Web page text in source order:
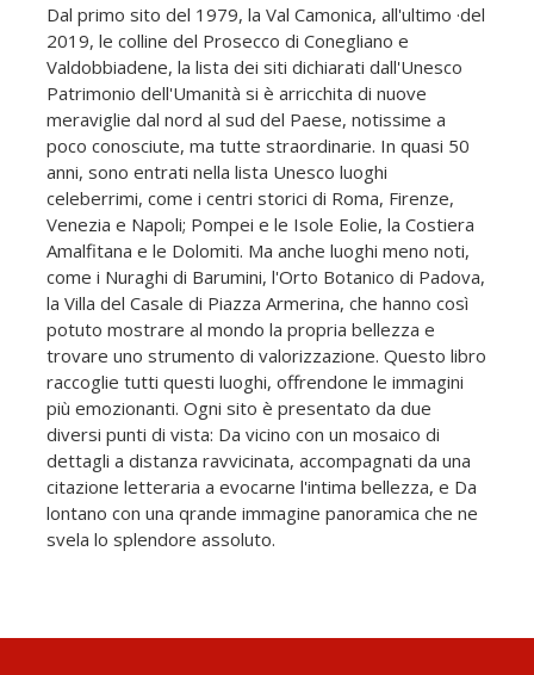
Dal primo sito del 1979, la Val Camonica, all'ultimo ·del
2019, le colline del Prosecco di Conegliano e
Valdobbiadene, la lista dei siti dichiarati dall'Unesco
Patrimonio dell'Umanità si è arricchita di nuove
meraviglie dal nord al sud del Paese, notissime a
poco conosciute, ma tutte straordinarie. In quasi 50
anni, sono entrati nella lista Unesco luoghi
celeberrimi, come i centri storici di Roma, Firenze,
Venezia e Napoli; Pompei e le Isole Eolie, la Costiera
Amalfitana e le Dolomiti. Ma anche luoghi meno noti,
come i Nuraghi di Barumini, l'Orto Botanico di Padova,
la Villa del Casale di Piazza Armerina, che hanno così
potuto mostrare al mondo la propria bellezza e
trovare uno strumento di valorizzazione. Questo libro
raccoglie tutti questi luoghi, offrendone le immagini
più emozionanti. Ogni sito è presentato da due
diversi punti di vista: Da vicino con un mosaico di
dettagli a distanza ravvicinata, accompagnati da una
citazione letteraria a evocarne l'intima bellezza, e Da
lontano con una qrande immagine panoramica che ne
svela lo splendore assoluto.